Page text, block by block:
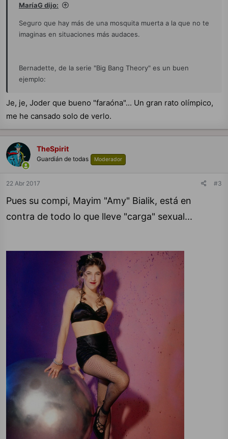
MaríaG dijo:
Seguro que hay más de una mosquita muerta a la que no te
imaginas en situaciones más audaces.
Bernadette, de la serie "Big Bang Theory" es un buen
ejemplo:
Je, je, Joder que bueno "faraóna"... Un gran rato olímpico,
me he cansado solo de verlo.
TheSpirit
Guardián de todas Moderador
22 Abr 2017 #3
Pues su compi, Mayim "Amy" Bialik, está en
contra de todo lo que lleve "carga" sexual...